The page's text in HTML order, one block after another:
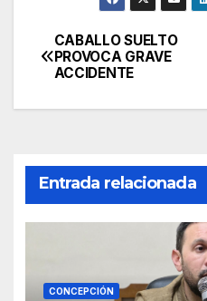
Navegación
de
CABALLO SUELTO
PROVOCA GRAVE
ACCIDENTE
Entrada relacionada
CONCEPCIÓN